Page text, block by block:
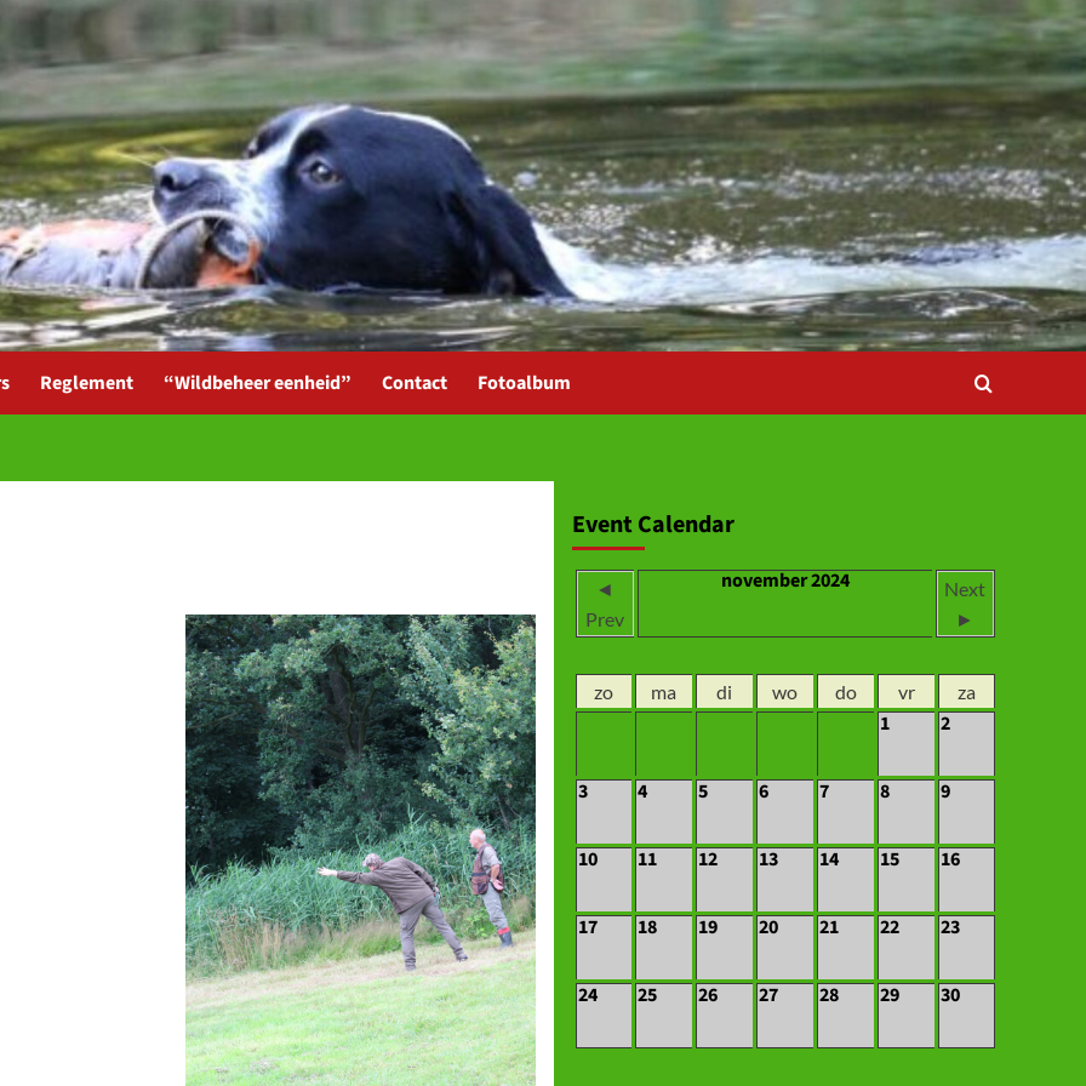
Reglement “Wildbeheer eenheid” Contact Fotoalbum
Event Calendar
◄
Prev
november 2024
Next
►
zo ma di wo do vr za
1 2
3 4 5 6 7 8 9
10 11 12 13 14 15 16
17 18 19 20 21 22 23
24 25 26 27 28 29 30